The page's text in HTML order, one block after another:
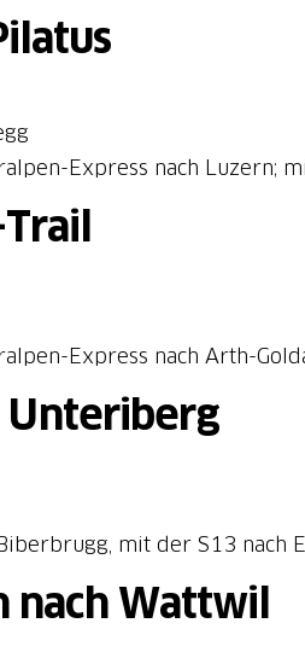
Express nach Luzern;
Express nach Arth-
Unteriberg
mit der S13 nach
nach Wattwil